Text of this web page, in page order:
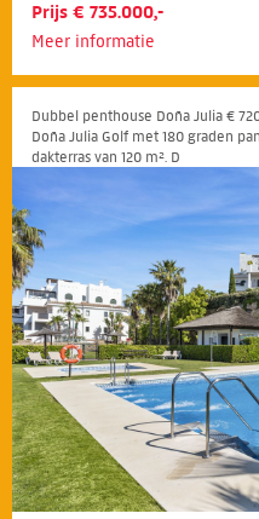
Prijs € 735.000,-
Meer informatie
Dubbel penthouse Doña Julia €
Doña Julia Golf met 180 graden
dakterras van 120 m². D